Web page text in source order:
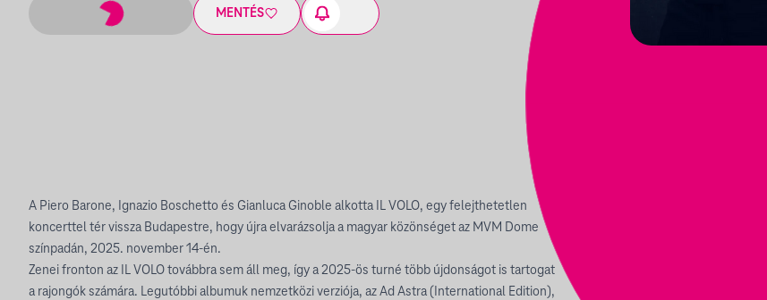
MENTÉS
A Piero Barone, Ignazio Boschetto és Gianluca Ginoble alkotta IL VOLO, egy felejthetetlen
koncerttel tér vissza Budapestre, hogy újra elvarázsolja a magyar közönséget az MVM Dome
színpadán, 2025. november 14-én.
Zenei fronton az IL VOLO továbbra sem áll meg, így a 2025-ös turné több újdonságot is tartogat
a rajongók számára. Legutóbbi albumuk nemzetközi verziója, az Ad Astra (International Edition),